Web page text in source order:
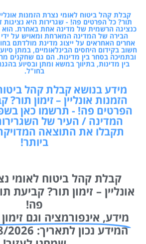
קבלת קהל ביטוח לאומי נצרת הזמנות
תור? כל הפרטים פה! - שגרירות היא
כנציגה הרשמית של מדינה אחת באחרת. הוא
הבירה של המדינה המארחת ומאויש על ידי
אחרים האחראים על ייצוג מדינת מולדתם
חשוב בקידום היחסים הבינלאומיים, במתן
ובתמיכה בסחר בין מדינות. הם גם שחקנים
בין מדינות, בתיווך במשא ומתן ובסיוע
בחו"ל.
מידע בנושא קבלת קהל
הזמנות אונליין – זימון
הפרטים פה! - תרשמו כאן
המדינה / העיר של
תקבלו את התוצאה
ביותר!
קבלת קהל ביטוח לאומי
אונליין – זימון תור? קביעת
פה!
מידע, אינפורמציה וגם